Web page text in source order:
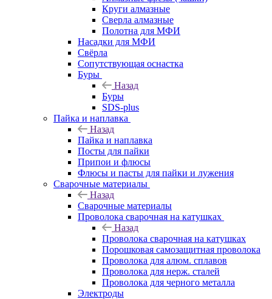
Круги алмазные
Сверла алмазные
Полотна для МФИ
Насадки для МФИ
Свёрла
Сопутствующая оснастка
Буры
Назад
Буры
SDS-plus
Пайка и наплавка
Назад
Пайка и наплавка
Посты для пайки
Припои и флюсы
Флюсы и пасты для пайки и лужения
Сварочные материалы
Назад
Сварочные материалы
Проволока сварочная на катушках
Назад
Проволока сварочная на катушках
Порошковая самозащитная проволока
Проволока для алюм. сплавов
Проволока для нерж. сталей
Проволока для черного металла
Электроды